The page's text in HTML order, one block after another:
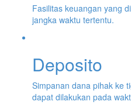
Fasilitas keuangan yang
jangka waktu tertentu.
Deposito
Simpanan dana pihak ke
dapat dilakukan pada